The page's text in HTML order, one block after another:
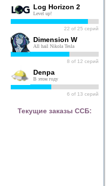
Log Horizon 2
Level up!
22 of 25 серий
Dimension W
All hail Nikola Tesla
8 of 12 серий
Denpa
В этом году
6 of 13 серий
Текущие заказы ССБ: